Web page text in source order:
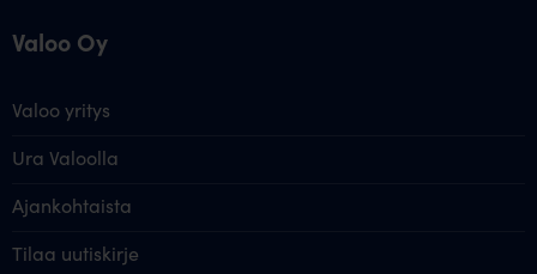
Valoo Oy
Valoo yritys
Ura Valoolla
Ajankohtaista
Tilaa uutiskirje